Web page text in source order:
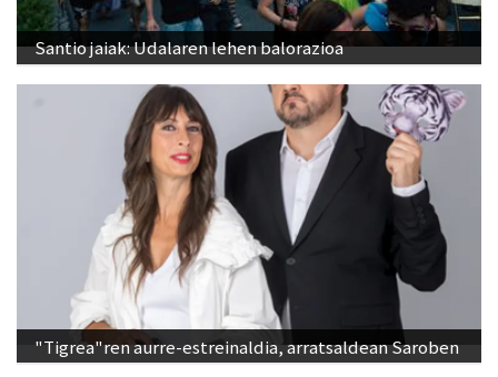
Santio jaiak: Udalaren lehen balorazioa
"Tigrea"ren aurre-estreinaldia, arratsaldean Saroben